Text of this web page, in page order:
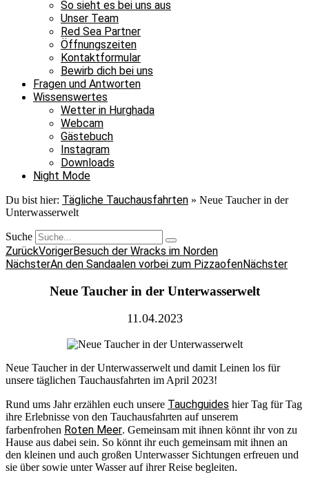
So sieht es bei uns aus
Unser Team
Red Sea Partner
Öffnungszeiten
Kontaktformular
Bewirb dich bei uns
Fragen und Antworten
Wissenswertes
Wetter in Hurghada
Webcam
Gästebuch
Instagram
Downloads
Night Mode
Du bist hier: Tägliche Tauchausfahrten » Neue Taucher in der
Unterwasserwelt
Suche
ZurückVorigerBesuch der Wracks im Norden
NächsterAn den Sandaalen vorbei zum PizzaofenNächster
Neue Taucher in der Unterwasserwelt
11.04.2023
Neue Taucher in der Unterwasserwelt und damit Leinen los für
unsere täglichen Tauchausfahrten im April 2023!
Rund ums Jahr erzählen euch unsere Tauchguides hier Tag für Tag
ihre Erlebnisse von den Tauchausfahrten auf unserem
farbenfrohen Roten Meer. Gemeinsam mit ihnen könnt ihr von zu
Hause aus dabei sein. So könnt ihr euch gemeinsam mit ihnen an
den kleinen und auch großen Unterwasser Sichtungen erfreuen und
sie über sowie unter Wasser auf ihrer Reise begleiten.